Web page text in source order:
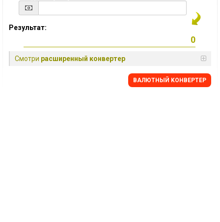
Результат:
Смотри расширенный конвертер
BАЛЮТНЫЙ KОНВЕРТЕР